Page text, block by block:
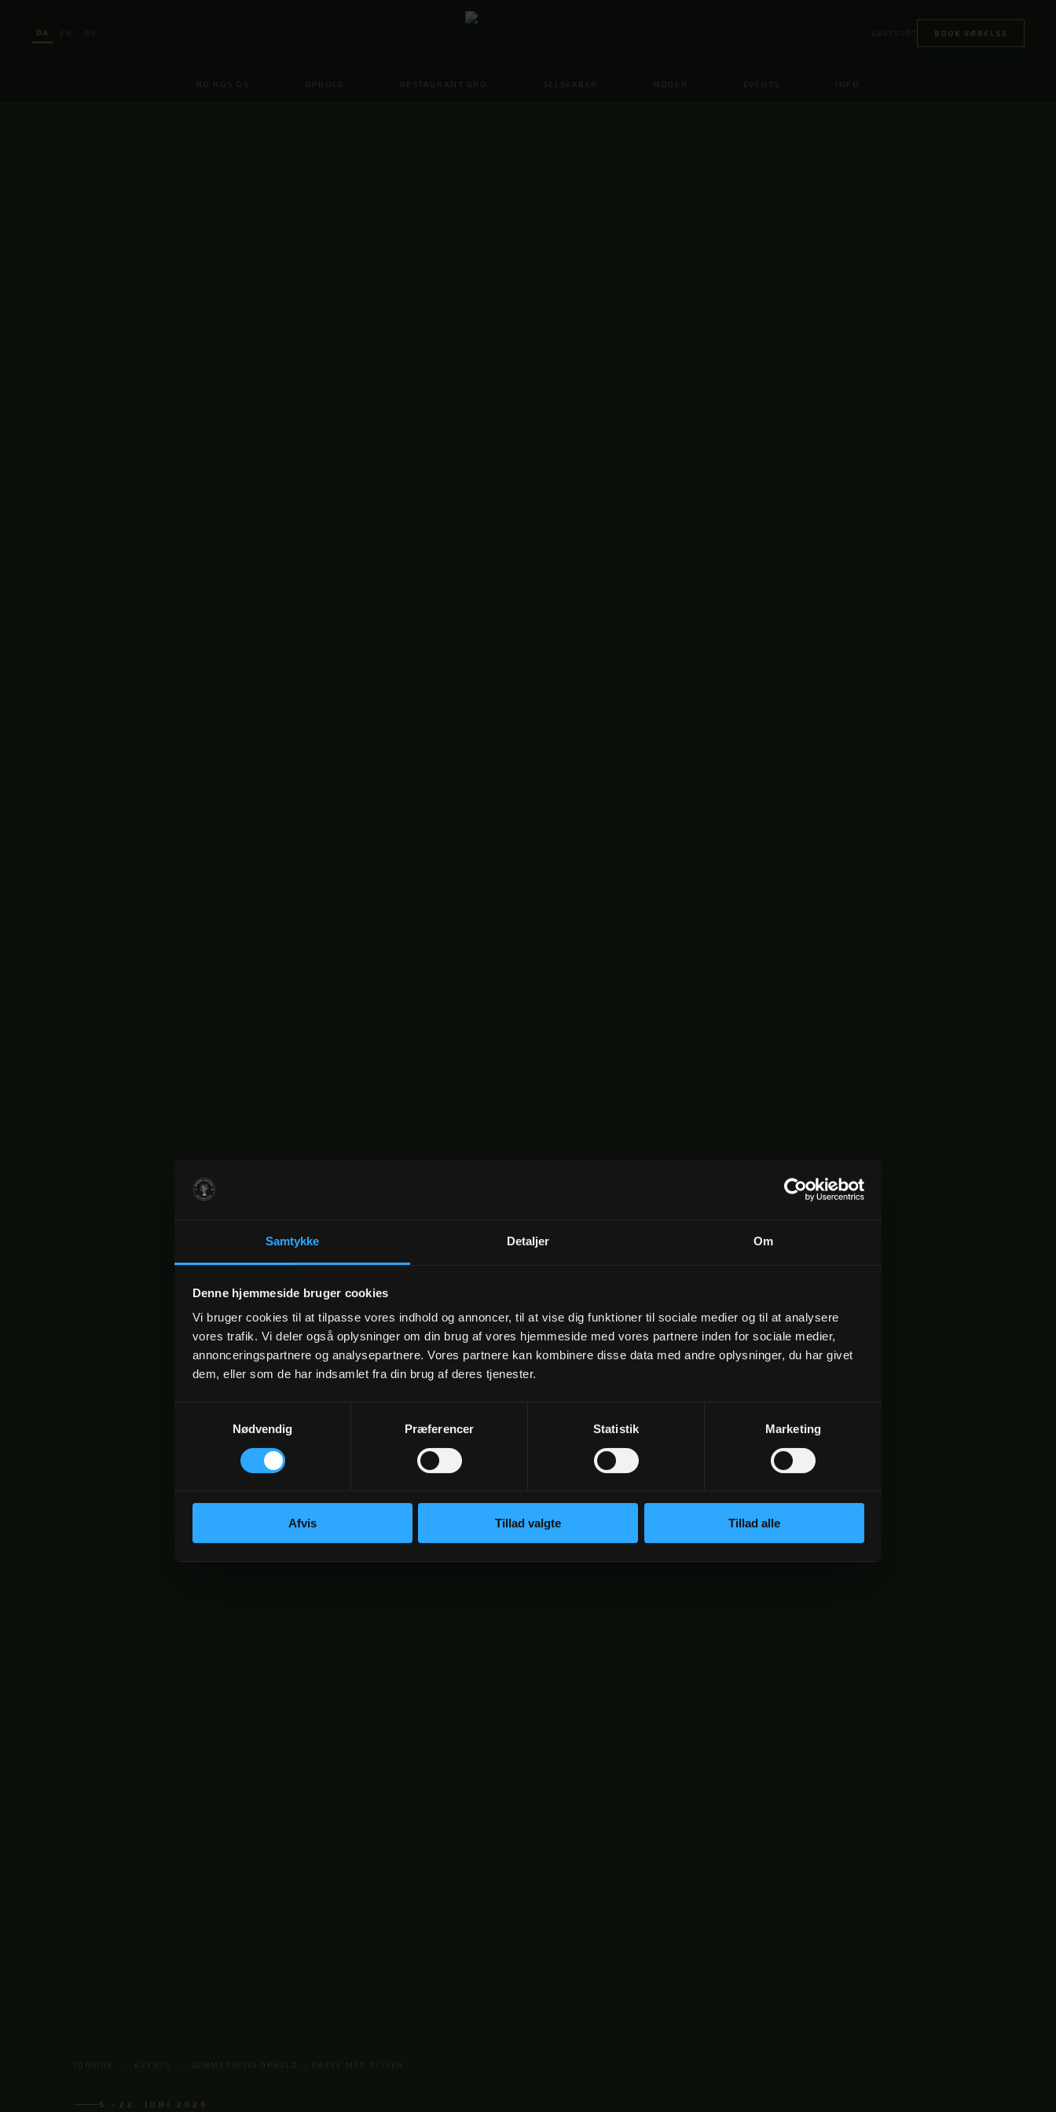
Samtykke Detaljer Om
Denne hjemmeside bruger cookies
Vi bruger cookies til at tilpasse vores indhold og annoncer, til at vise dig funktioner til sociale medier og til at analysere
vores trafik. Vi deler også oplysninger om din brug af vores hjemmeside med vores partnere inden for sociale medier,
annonceringspartnere og analysepartnere. Vores partnere kan kombinere disse data med andre oplysninger, du har givet
dem, eller som de har indsamlet fra din brug af deres tjenester.
Nødvendig
Præferencer Statistik Marketing
Afvis Tillad valgte Tillad alle
DA BOOK VÆRELSE
BO HOS OS OPHOLD RESTAURANT GRO SELSKABER MØDER EVENTS INFO
FORSIDE EVENTS SOMMERSPILS OPHOLD — PAKKE MED OLIVER
5.–22. JUNI 2026